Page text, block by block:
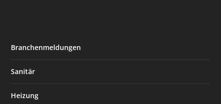
Branchenmeldungen
Sanitär
Heizung